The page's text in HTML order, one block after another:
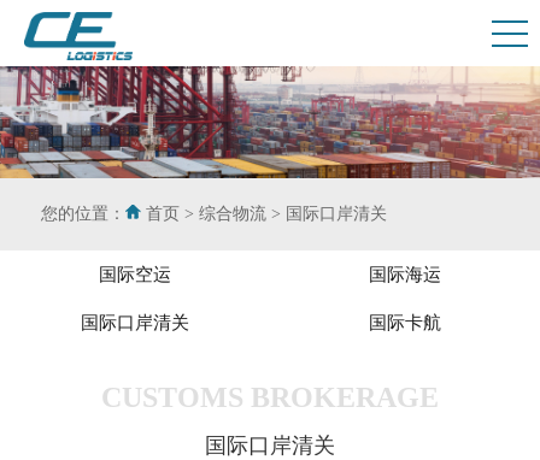
您的位置： 首页 > 综合物流> 国际口岸清关
国际空运 国际海运
国际口岸清关 国际卡航
CUSTOMS BROKERAGE
国际口岸清关